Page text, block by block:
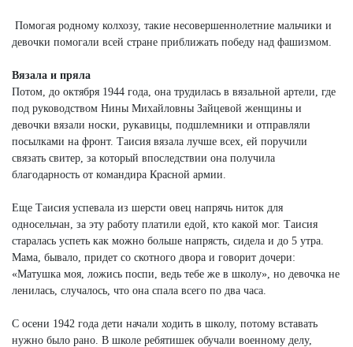
Помогая родному колхозу, такие несовершеннолетние мальчики и
девочки помогали всей стране приближать победу над фашизмом.
Вязала и пряла
Потом, до октября 1944 года, она трудилась в вязальной артели, где
под руководством Нины Михайловны Зайцевой женщины и
девочки вязали носки, рукавицы, подшлемники и отправляли
посылками на фронт. Таисия вязала лучше всех, ей поручили
связать свитер, за который впоследствии она получила
благодарность от командира Красной армии.
Еще Таисия успевала из шерсти овец напрячь ниток для
односельчан, за эту работу платили едой, кто какой мог. Таисия
старалась успеть как можно больше напрясть, сидела и до 5 утра.
Мама, бывало, придет со скотного двора и говорит дочери:
«Матушка моя, ложись поспи, ведь тебе же в школу», но девочка не
ленилась, случалось, что она спала всего по два часа.
С осени 1942 года дети начали ходить в школу, потому вставать
нужно было рано. В школе ребятишек обучали военному делу,